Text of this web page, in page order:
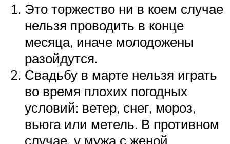
Это торжество ни в коем случае
нельзя проводить в конце
месяца, иначе молодожены
разойдутся.
Свадьбу в марте нельзя играть
во время плохих погодных
условий: ветер, снег, мороз,
вьюга или метель. В противном
случае, у мужа с женой